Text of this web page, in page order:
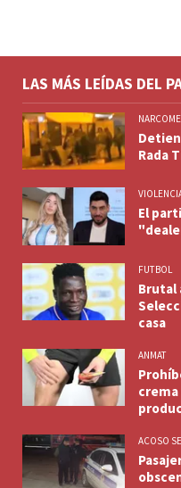
LAS MÁS LEÍDAS DEL
Rada
El
FUTBOL
Brutal
casa
ANMAT
ACOSO